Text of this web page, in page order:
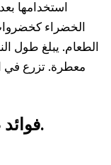
استخدامها
الخضراء
معطرة. تزرع في
14 فوائد صحية مذهلة لبذور الحلبة.